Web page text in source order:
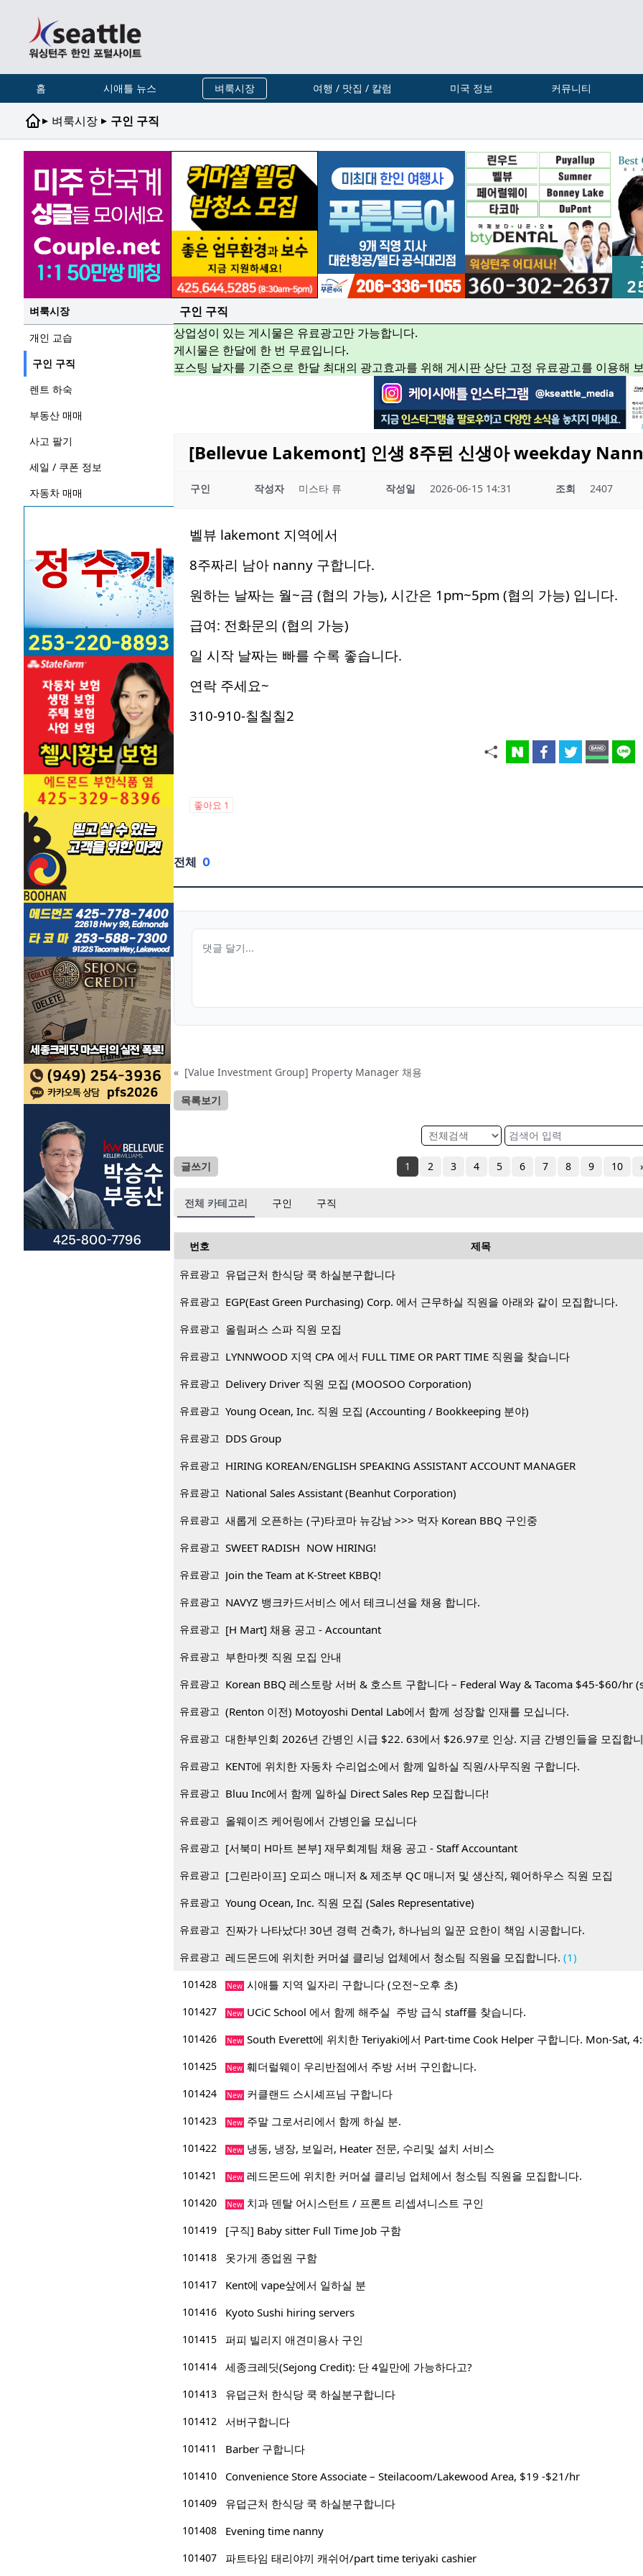
홈 시애틀 뉴스 벼룩시장 여행 / 맛집 / 칼럼 미국 정보 커뮤니티
▸ 벼룩시장 ▸ 구인 구직
벼룩시장
개인 교습
구인 구직
렌트 하숙
부동산 매매
사고 팔기
세일 / 쿠폰 정보
자동차 매매
구인 구직
상업성이 있는 게시물은 유료광고만 가능합니다.
게시물은 한달에 한 번 무료입니다.
포스팅 날자를 기준으로 한달 최대의 광고효과를 위해 게시판 상단 고정 유료광고를 이용해
[Bellevue Lakemont] 인생 8주된 신생아 weekday
구인 작성자 미스타 류 작성일 2026-06-15 14:31 조회 2407
벨뷰 lakemont 지역에서
8주짜리 남아 nanny 구합니다.
원하는 날짜는 월~금 (협의 가능), 시간은 1pm~5pm (협의 가능) 입니다.
급여: 전화문의 (협의 가능)
일 시작 날짜는 빠를 수록 좋습니다.
연락 주세요~
310-910-칠칠칠2
좋아요 1
전체 0
« [Value Investment Group] Property Manager 채용
목록보기
글쓰기 1 2 3 4 5 6 7 8 9 10
전체 카테고리 구인 구직
번호 제목
유료광고 유덥근처 한식당 쿡 하실분구합니다
유료광고 EGP(East Green Purchasing) Corp. 에서 근무하실 직원을 아래와 같이 모집합니다.
유료광고 올림퍼스 스파 직원 모집
유료광고 LYNNWOOD 지역 CPA 에서 FULL TIME OR PART TIME 직원을 찾습니다
유료광고 Delivery Driver 직원 모집 (MOOSOO Corporation)
유료광고 Young Ocean, Inc. 직원 모집 (Accounting / Bookkeeping 분야)
유료광고 DDS Group
유료광고 HIRING KOREAN/ENGLISH SPEAKING ASSISTANT ACCOUNT MANAGER
유료광고 National Sales Assistant (Beanhut Corporation)
유료광고 새롭게 오픈하는 (구)타코마 뉴강남 >>> 먹자 Korean BBQ 구인중
유료광고 SWEET RADISH NOW HIRING!
유료광고 Join the Team at K-Street KBBQ!
유료광고 NAVYZ 뱅크카드서비스 에서 테크니션을 채용 합니다.
유료광고 [H Mart] 채용 공고 - Accountant
유료광고 부한마켓 직원 모집 안내
유료광고
유료광고 (Renton 이전) Motoyoshi Dental Lab에서 함께 성장할 인재를 모십니다.
유료광고 대한부인회 2026년 간병인 시급 $22. 63에서 $26.97로 인상. 지금 간병인들을 모집합
유료광고 KENT에 위치한 자동차 수리업소에서 함께 일하실 직원/사무직원 구합니다.
유료광고 Bluu Inc에서 함께 일하실 Direct Sales Rep 모집합니다!
유료광고 올웨이즈 케어링에서 간병인을 모십니다
유료광고 [서북미 H마트 본부] 재무회계팀 채용 공고 - Staff Accountant
유료광고 [그린라이프] 오피스 매니저 & 제조부 QC 매니저 및 생산직, 웨어하우스 직원 모집
유료광고 Young Ocean, Inc. 직원 모집 (Sales Representative)
유료광고 진짜가 나타났다! 30년 경력 건축가, 하나님의 일꾼 요한이 책임 시공합니다.
유료광고 레드몬드에 위치한 커머셜 클리닝 업체에서 청소팀 직원을 모집합니다. (1)
101428 New 시애틀 지역 일자리 구합니다 (오전~오후 초)
101427 New UCiC School 에서 함께 해주실 주방 급식 staff를 찾습니다.
101426 New South Everett에 위치한 Teriyaki에서 Part-time Cook Helper 구합니다. Mon-Sat,
101425 New 훼더럴웨이 우리반점에서 주방 서버 구인합니다.
101424 New 커클랜드 스시셰프님 구합니다
101423 New 주말 그로서리에서 함께 하실 분.
101422 New 냉동, 냉장, 보일러, Heater 전문, 수리및 설치 서비스
101421 New 레드몬드에 위치한 커머셜 클리닝 업체에서 청소팀 직원을 모집합니다.
101420 New 치과 덴탈 어시스턴트 / 프론트 리셉셔니스트 구인
101419 [구직] Baby sitter Full Time Job 구함
101418 옷가게 종업원 구함
101417 Kent에 vape샆에서 일하실 분
101416 Kyoto Sushi hiring servers
101415 퍼피 빌리지 애견미용사 구인
101414 세종크레딧(Sejong Credit): 단 4일만에 가능하다고?
101413 유덥근처 한식당 쿡 하실분구합니다
101412 서버구합니다
101411 Barber 구합니다
101410 Convenience Store Associate – Steilacoom/Lakewood Area, $19 -$21/hr
101409 유덥근처 한식당 쿡 하실분구합니다
101408 Evening time nanny
101407 파트타임 태리야끼 캐쉬어/part time teriyaki cashier